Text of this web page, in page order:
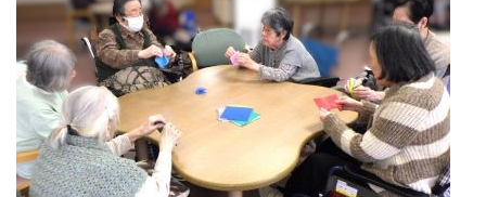
竹の里ニュース
会報・竹の里ホーム
各種書類
お問い合わせ
第二竹の里ホーム